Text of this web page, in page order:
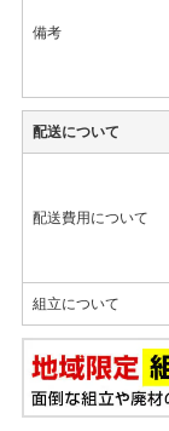
備考
配送について
配送費用について
組立について